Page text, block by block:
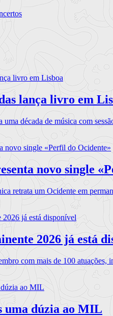
lança livro em
década de música com
novo single
retrata um Ocidente em
2026 já está
com mais de 100 atuações,
uma dúzia ao MIL